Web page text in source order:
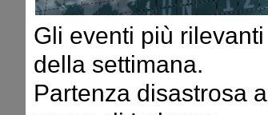
Gli eventi più rilevanti
della settimana.
Partenza disastrosa a